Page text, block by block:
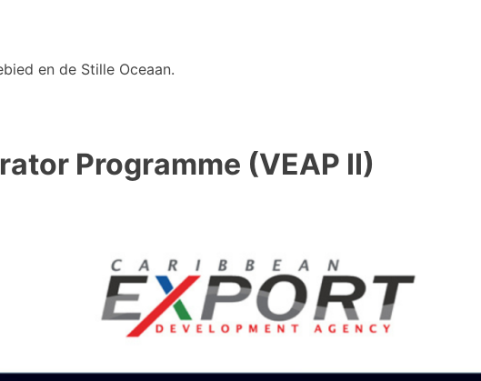
en de Stille Oceaan.
Programme (VEAP II)